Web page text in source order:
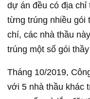
dự án đều có địa chỉ
từng trúng nhiều gói
chí, các nhà thầu
trúng một số gói
Tháng 10/2019,
với 5 nhà thầu khác